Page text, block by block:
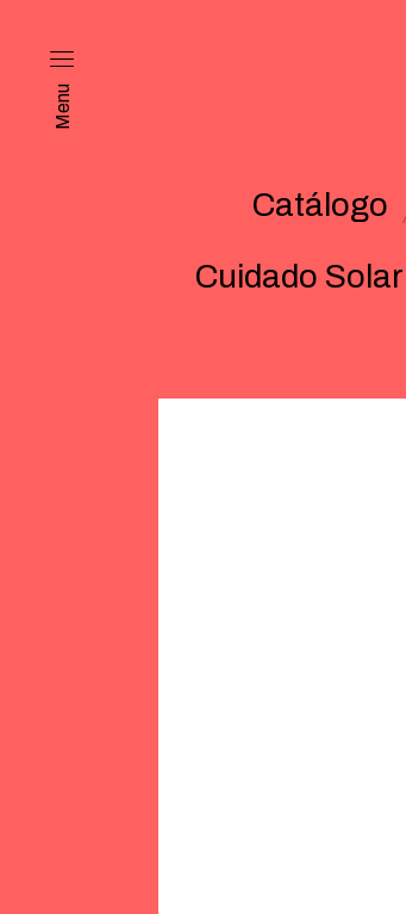
Menu
Catálogo
Cuidado Solar